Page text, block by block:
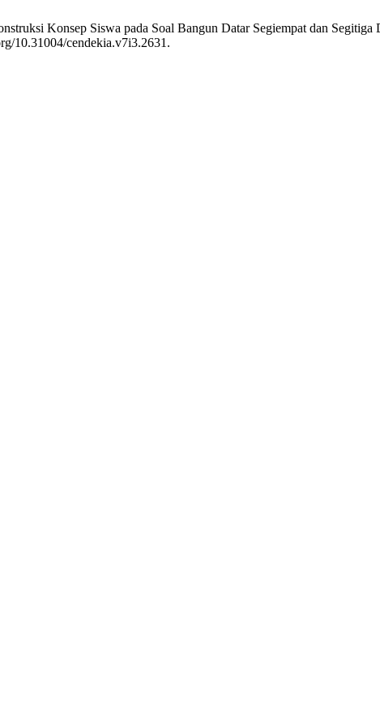
Konsep Siswa pada Soal Bangun Datar Segiempat dan
10.31004/cendekia.v7i3.2631.